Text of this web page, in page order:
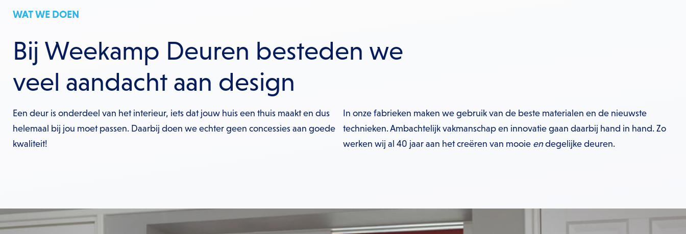
WAT WE DOEN
Bij Weekamp Deuren besteden we
veel aandacht aan design
Een deur is onderdeel van het interieur, iets dat jouw huis een thuis maakt en dus
helemaal bij jou moet passen. Daarbij doen we echter geen concessies aan goede
kwaliteit!
In onze fabrieken maken we gebruik van de beste materialen en de nieuwste
technieken. Ambachtelijk vakmanschap en innovatie gaan daarbij hand in hand. Zo
werken wij al 40 jaar aan het creëren van mooie endegelijke deuren.